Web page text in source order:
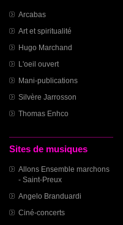
Arcabas
Art et spiritualité
Hugo Marchand
L'oeil ouvert
Mani-publications
Silvère Jarrosson
Thomas Enhco
Sites de musiques
Allons Ensemble marchons
- Saint-Preux
Angelo Branduardi
Ciné-concerts